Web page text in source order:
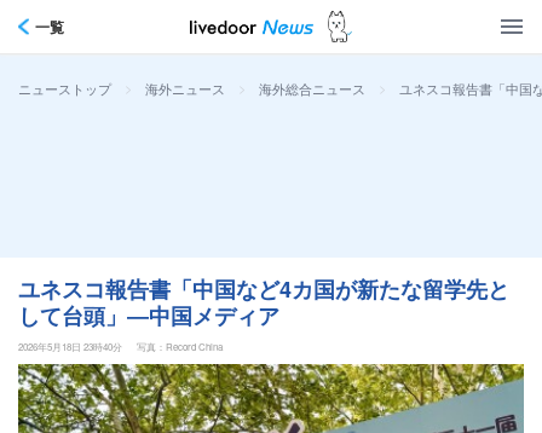
一覧
ニューストップ > 海外ニュース > 海外総合ニュース > ユネスコ報告書「中国
ユネスコ報告書「中国など4カ国が新たな留学先と
して台頭」―中国メディア
2026年5月18日 23時40分 写真：Record China